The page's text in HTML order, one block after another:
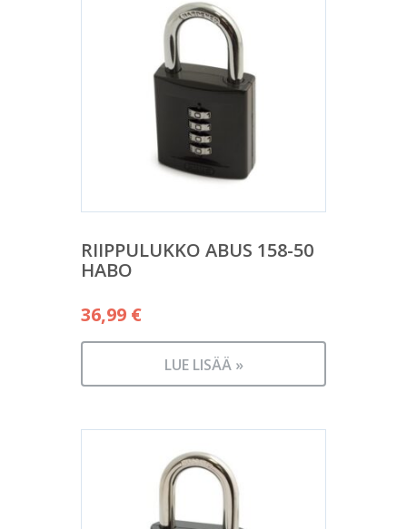
RIIPPULUKKO ABUS 158-50
HABO
36,99 €
LUE LISÄÄ »